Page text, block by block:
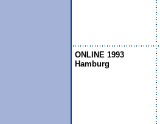
ONLINE 1993
Hamburg